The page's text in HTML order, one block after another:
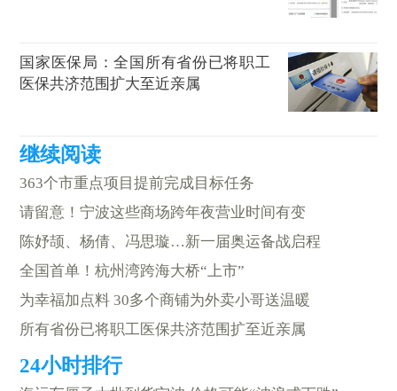
国家医保局：全国所有省份已将职工
医保共济范围扩大至近亲属
363个市重点项目提前完成目标任务
请留意！宁波这些商场跨年夜营业时间有变
陈妤颉、杨倩、冯思璇…新一届奥运备战启程
全国首单！杭州湾跨海大桥“上市”
为幸福加点料 30多个商铺为外卖小哥送温暖
所有省份已将职工医保共济范围扩至近亲属